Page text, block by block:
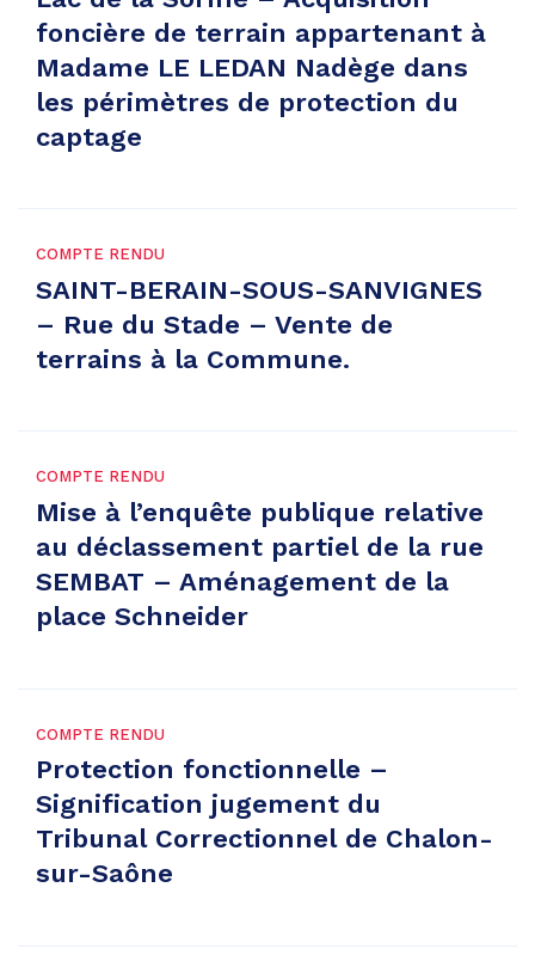
foncière de terrain appartenant à
Madame LE LEDAN Nadège dans
les périmètres de protection du
captage
COMPTE RENDU
SAINT-BERAIN-SOUS-SANVIGNES
– Rue du Stade – Vente de
terrains à la Commune.
COMPTE RENDU
Mise à l’enquête publique relative
au déclassement partiel de la rue
SEMBAT – Aménagement de la
place Schneider
COMPTE RENDU
Protection fonctionnelle –
Signification jugement du
Tribunal Correctionnel de Chalon-
sur-Saône